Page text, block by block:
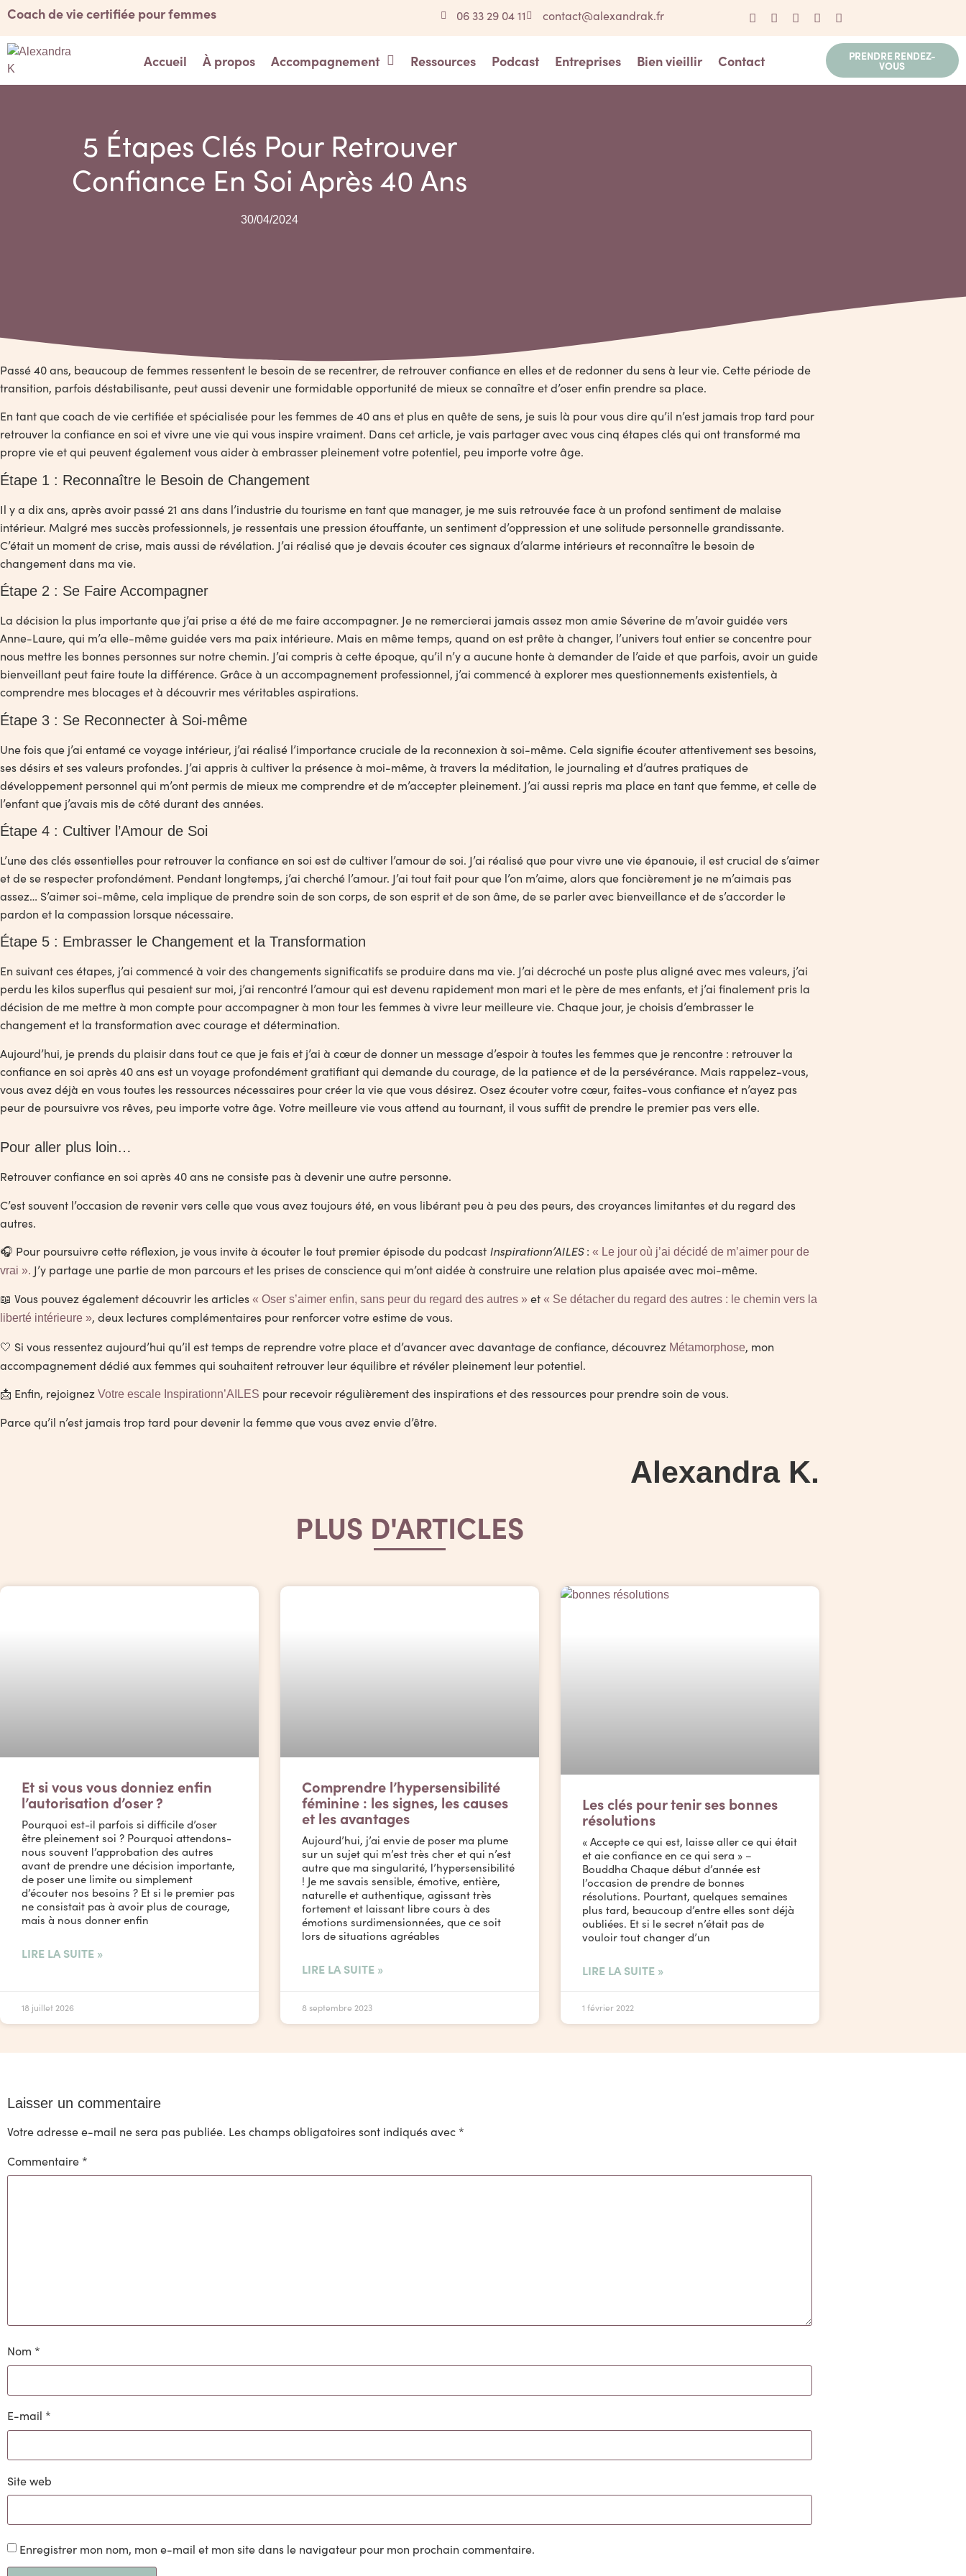
Coach de vie certifiée pour femmes 06 33 29 04 11 contact@alexandrak.fr
Accueil À propos Accompagnement Ressources Podcast Entreprises Bien vieillir Contact PRENDRE RENDEZ-
VOUS
5 Étapes Clés Pour Retrouver
Confiance En Soi Après 40 Ans
30/04/2024
Passé 40 ans, beaucoup de femmes ressentent le besoin de se recentrer, de retrouver confiance en elles et de redonner du sens à leur vie. Cette période de
transition, parfois déstabilisante, peut aussi devenir une formidable opportunité de mieux se connaître et d’oser enfin prendre sa place.
En tant que coach de vie certifiée et spécialisée pour les femmes de 40 ans et plus en quête de sens, je suis là pour vous dire qu’il n’est jamais trop tard pour
retrouver la confiance en soi et vivre une vie qui vous inspire vraiment. Dans cet article, je vais partager avec vous cinq étapes clés qui ont transformé ma
propre vie et qui peuvent également vous aider à embrasser pleinement votre potentiel, peu importe votre âge.
Étape 1 : Reconnaître le Besoin de Changement
Il y a dix ans, après avoir passé 21 ans dans l’industrie du tourisme en tant que manager, je me suis retrouvée face à un profond sentiment de malaise
intérieur. Malgré mes succès professionnels, je ressentais une pression étouffante, un sentiment d’oppression et une solitude personnelle grandissante.
C’était un moment de crise, mais aussi de révélation. J’ai réalisé que je devais écouter ces signaux d’alarme intérieurs et reconnaître le besoin de
changement dans ma vie.
Étape 2 : Se Faire Accompagner
La décision la plus importante que j’ai prise a été de me faire accompagner. Je ne remercierai jamais assez mon amie Séverine de m’avoir guidée vers
Anne-Laure, qui m’a elle-même guidée vers ma paix intérieure. Mais en même temps, quand on est prête à changer, l’univers tout entier se concentre pour
nous mettre les bonnes personnes sur notre chemin. J’ai compris à cette époque, qu’il n’y a aucune honte à demander de l’aide et que parfois, avoir un guide
bienveillant peut faire toute la différence. Grâce à un accompagnement professionnel, j’ai commencé à explorer mes questionnements existentiels, à
comprendre mes blocages et à découvrir mes véritables aspirations.
Étape 3 : Se Reconnecter à Soi-même
Une fois que j’ai entamé ce voyage intérieur, j’ai réalisé l’importance cruciale de la reconnexion à soi-même. Cela signifie écouter attentivement ses besoins,
ses désirs et ses valeurs profondes. J’ai appris à cultiver la présence à moi-même, à travers la méditation, le journaling et d’autres pratiques de
développement personnel qui m’ont permis de mieux me comprendre et de m’accepter pleinement. J’ai aussi repris ma place en tant que femme, et celle de
l’enfant que j’avais mis de côté durant des années.
Étape 4 : Cultiver l’Amour de Soi
L’une des clés essentielles pour retrouver la confiance en soi est de cultiver l’amour de soi. J’ai réalisé que pour vivre une vie épanouie, il est crucial de s’aimer
et de se respecter profondément. Pendant longtemps, j’ai cherché l’amour. J’ai tout fait pour que l’on m’aime, alors que foncièrement je ne m’aimais pas
assez… S’aimer soi-même, cela implique de prendre soin de son corps, de son esprit et de son âme, de se parler avec bienveillance et de s’accorder le
pardon et la compassion lorsque nécessaire.
Étape 5 : Embrasser le Changement et la Transformation
En suivant ces étapes, j’ai commencé à voir des changements significatifs se produire dans ma vie. J’ai décroché un poste plus aligné avec mes valeurs, j’ai
perdu les kilos superflus qui pesaient sur moi, j’ai rencontré l’amour qui est devenu rapidement mon mari et le père de mes enfants, et j’ai finalement pris la
décision de me mettre à mon compte pour accompagner à mon tour les femmes à vivre leur meilleure vie. Chaque jour, je choisis d’embrasser le
changement et la transformation avec courage et détermination.
Aujourd’hui, je prends du plaisir dans tout ce que je fais et j’ai à cœur de donner un message d’espoir à toutes les femmes que je rencontre : retrouver la
confiance en soi après 40 ans est un voyage profondément gratifiant qui demande du courage, de la patience et de la persévérance. Mais rappelez-vous,
vous avez déjà en vous toutes les ressources nécessaires pour créer la vie que vous désirez. Osez écouter votre cœur, faites-vous confiance et n’ayez pas
peur de poursuivre vos rêves, peu importe votre âge. Votre meilleure vie vous attend au tournant, il vous suffit de prendre le premier pas vers elle.
Pour aller plus loin…
Retrouver confiance en soi après 40 ans ne consiste pas à devenir une autre personne.
C’est souvent l’occasion de revenir vers celle que vous avez toujours été, en vous libérant peu à peu des peurs, des croyances limitantes et du regard des
autres.
🎧 Pour poursuivre cette réflexion, je vous invite à écouter le tout premier épisode du podcast Inspirationn’AILES: « Le jour où j’ai décidé de m’aimer pour de
vrai ». J’y partage une partie de mon parcours et les prises de conscience qui m’ont aidée à construire une relation plus apaisée avec moi-même.
📖 Vous pouvez également découvrir les articles « Oser s’aimer enfin, sans peur du regard des autres » et « Se détacher du regard des autres : le chemin vers la
liberté intérieure », deux lectures complémentaires pour renforcer votre estime de vous.
🤍 Si vous ressentez aujourd’hui qu’il est temps de reprendre votre place et d’avancer avec davantage de confiance, découvrez Métamorphose, mon
accompagnement dédié aux femmes qui souhaitent retrouver leur équilibre et révéler pleinement leur potentiel.
📩 Enfin, rejoignez Votre escale Inspirationn’AILES pour recevoir régulièrement des inspirations et des ressources pour prendre soin de vous.
Parce qu’il n’est jamais trop tard pour devenir la femme que vous avez envie d’être.
Alexandra K.
PLUS D'ARTICLES
Et si vous vous donniez enfin
l’autorisation d’oser ?
Pourquoi est-il parfois si difficile d’oser
être pleinement soi ? Pourquoi attendons-
nous souvent l’approbation des autres
avant de prendre une décision importante,
de poser une limite ou simplement
d’écouter nos besoins ? Et si le premier pas
ne consistait pas à avoir plus de courage,
mais à nous donner enfin
LIRE LA SUITE »
18 juillet 2026
Comprendre l’hypersensibilité
féminine : les signes, les causes
et les avantages
Aujourd’hui, j’ai envie de poser ma plume
sur un sujet qui m’est très cher et qui n’est
autre que ma singularité, l’hypersensibilité
! Je me savais sensible, émotive, entière,
naturelle et authentique, agissant très
fortement et laissant libre cours à des
émotions surdimensionnées, que ce soit
lors de situations agréables
LIRE LA SUITE »
8 septembre 2023
Les clés pour tenir ses bonnes
résolutions
« Accepte ce qui est, laisse aller ce qui était
et aie confiance en ce qui sera » –
Bouddha Chaque début d’année est
l’occasion de prendre de bonnes
résolutions. Pourtant, quelques semaines
plus tard, beaucoup d’entre elles sont déjà
oubliées. Et si le secret n’était pas de
vouloir tout changer d’un
LIRE LA SUITE »
1 février 2022
Laisser un commentaire
Votre adresse e-mail ne sera pas publiée. Les champs obligatoires sont indiqués avec *
Commentaire *
Nom *
E-mail *
Site web
Enregistrer mon nom, mon e-mail et mon site dans le navigateur pour mon prochain commentaire.